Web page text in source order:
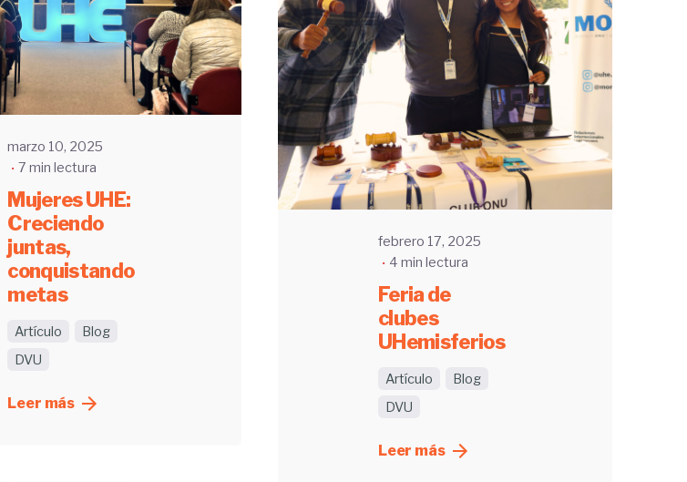
UHE
marzo 10, 2025
7 min lectura
Mujeres UHE:
Creciendo
juntas,
conquistando
metas
Artículo
Blog
DVU
Leer más
Enviado
por
febrero 17, 2025
4 min lectura
Feria de
clubes
UHemisferios
Artículo
Blog
DVU
Leer más